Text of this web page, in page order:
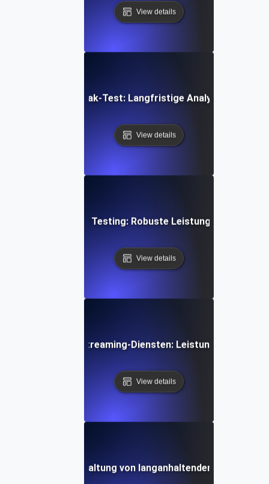
View details
Soak-Test: Langfristige Analyse der
View details
Architektur Soak Testing: Robuste Leistung durch
View details
Anschauen von Streaming-Diensten: Leistung unter
View details
Testing: Verwaltung von langanhaltenden